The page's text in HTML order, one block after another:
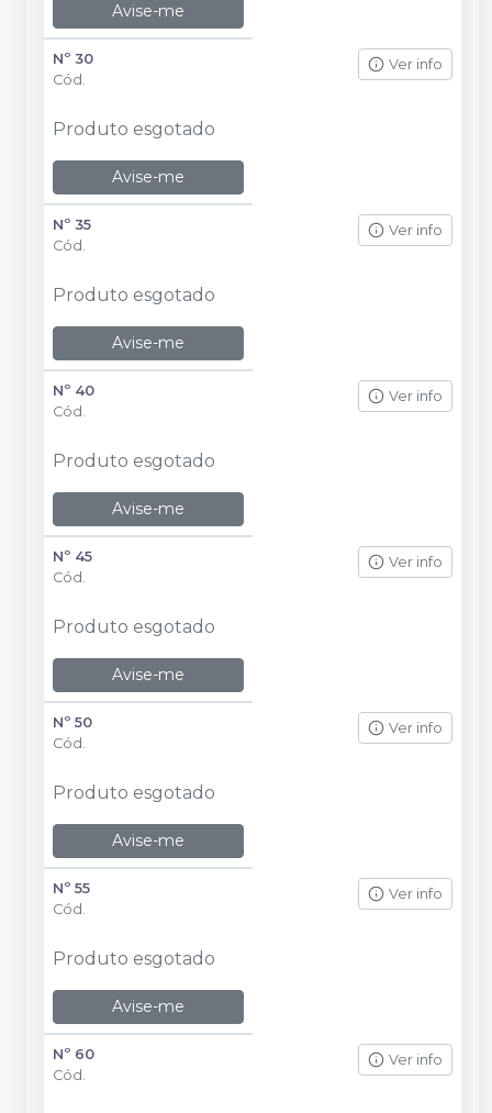
Avise-me
Nº 30
Cód.
Ver info
Produto esgotado
Avise-me
Nº 35
Cód.
Ver info
Produto esgotado
Avise-me
Nº 40
Cód.
Ver info
Produto esgotado
Avise-me
Nº 45
Cód.
Ver info
Produto esgotado
Avise-me
Nº 50
Cód.
Ver info
Produto esgotado
Avise-me
Nº 55
Cód.
Ver info
Produto esgotado
Avise-me
Nº 60
Cód.
Ver info